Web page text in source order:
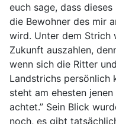
euch sage, dass
die Bewohner des mir
wird. Unter dem Strich
Zukunft auszahlen,
wenn sich die Ritter
Landstrichs persönlich
steht am ehesten
achtet.” Sein Blick
noch, es gibt